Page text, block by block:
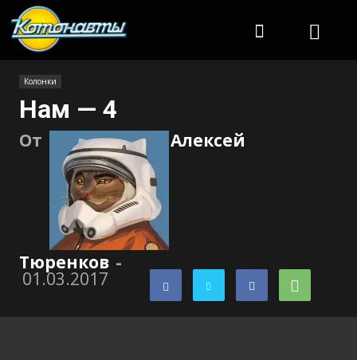
Колонки
Нам — 4
От Алексей
Тюренков -
01.03.2017